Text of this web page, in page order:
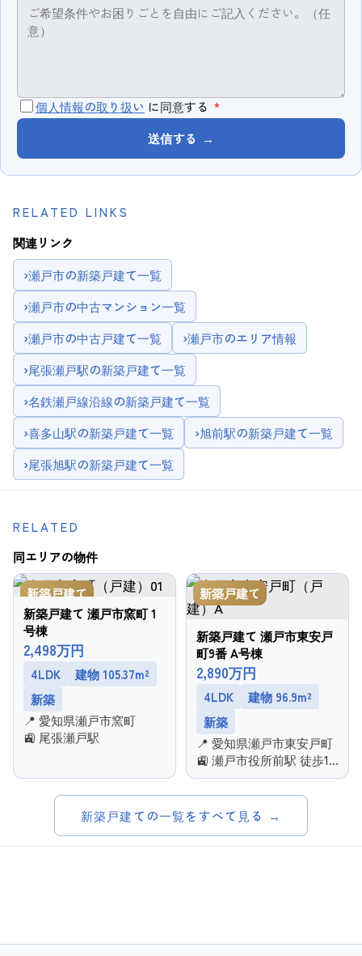
個人情報の取り扱い に同意する *
送信する →
RELATED LINKS
関連リンク
›瀬戸市の新築戸建て一覧
›瀬戸市の中古マンション一覧
›瀬戸市の中古戸建て一覧 ›瀬戸市のエリア情報
›尾張瀬戸駅の新築戸建て一覧
›名鉄瀬戸線沿線の新築戸建て一覧
›喜多山駅の新築戸建て一覧 ›旭前駅の新築戸建て一覧
›尾張旭駅の新築戸建て一覧
RELATED
同エリアの物件
新築戸建て
新築戸建て 瀬戸市窯町 1
号棟
2,498万円
4LDK
建物 105.37m²
新築
📍 愛知県瀬戸市窯町
🚉 尾張瀬戸駅
新築戸建て
新築戸建て 瀬戸市東安戸
町9番 A号棟
2,890万円
4LDK
建物 96.9m²
新築
📍 愛知県瀬戸市東安戸町
🚉 瀬戸市役所前駅 徒歩12
分
新築戸建ての一覧をすべて見る →